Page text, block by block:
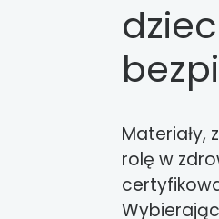
Materiały,
rolę w
Wybierając